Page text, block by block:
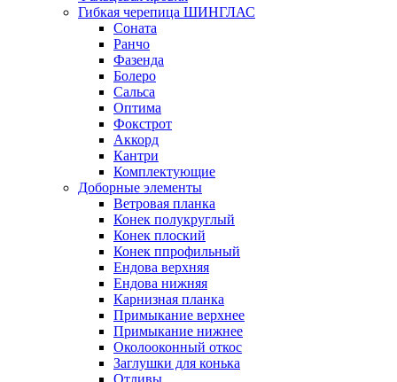
Гибкая черепица ШИНГЛАС
Соната
Ранчо
Фазенда
Болеро
Сальса
Оптима
Фокстрот
Аккорд
Кантри
Комплектующие
Доборные элементы
Ветровая планка
Конек полукруглый
Конек плоский
Конек ппрофильный
Ендова верхняя
Ендова нижняя
Карнизная планка
Примыкание верхнее
Примыкание нижнее
Околооконный откос
Заглушки для конька
Отливы